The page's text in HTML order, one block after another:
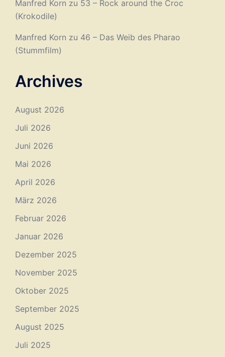
Manfred Korn zu 53 – Rock around the Croc
(Krokodile)
Manfred Korn zu 46 – Das Weib des Pharao
(Stummfilm)
Archives
August 2026
Juli 2026
Juni 2026
Mai 2026
April 2026
März 2026
Februar 2026
Januar 2026
Dezember 2025
November 2025
Oktober 2025
September 2025
August 2025
Juli 2025